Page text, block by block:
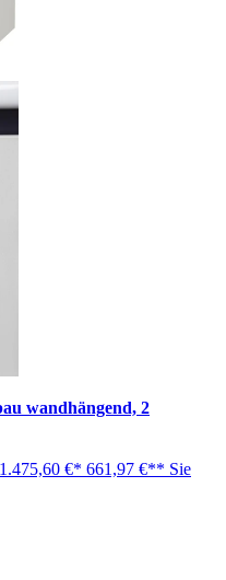
wandhängend, 2
1.475,60 €* 661,97 €** Sie